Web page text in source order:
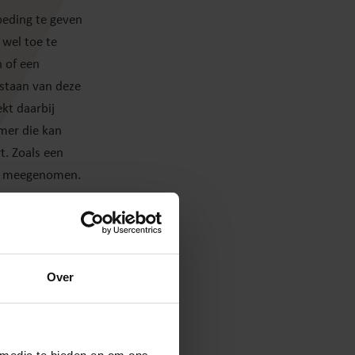
Over
te geven
wel toe te
of een
van deze
daarbij
die kan
Zoals een
Het